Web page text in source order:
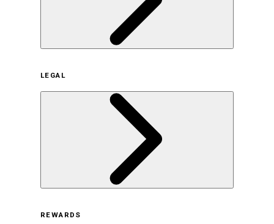
サステナビリティの取り組み（日本）
サステナビリティの取り組み（米国/英語）
ヒストリー
採用情報
LEGAL
REWARDS